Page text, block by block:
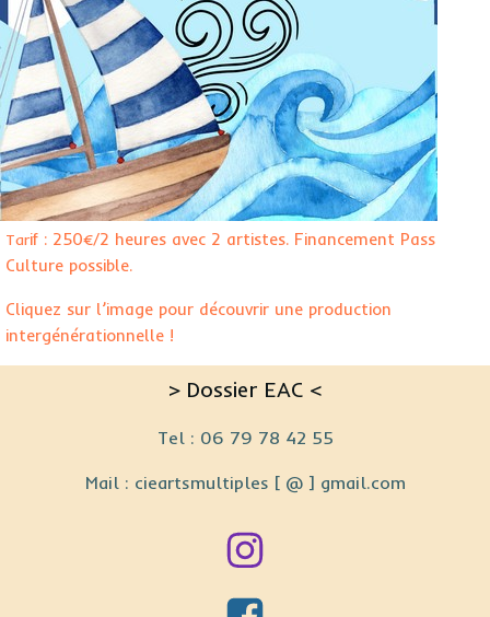
Tarif : 250€/2 heures avec 2 artistes. Financement Pass
Culture possible.
Cliquez sur l’image pour découvrir une production
intergénérationnelle !
> Dossier EAC <
Tel : 06 79 78 42 55
Mail : cieartsmultiples [ @ ] gmail.com